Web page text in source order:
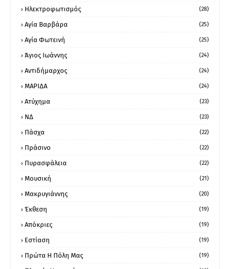
Ηλεκτροφωτισμός (28)
Αγία Βαρβάρα (25)
Αγία Φωτεινή (25)
Άγιος Ιωάννης (24)
Αντιδήμαρχος (24)
ΜΑΡΙΔΑ (24)
Ατύχημα (23)
ΝΔ (23)
Πάσχα (22)
Πράσινο (22)
Πυρασφάλεια (22)
Μουσική (21)
Μακρυγιάννης (20)
Έκθεση (19)
Απόκριες (19)
Εστίαση (19)
Πρώτα Η Πόλη Μας (19)